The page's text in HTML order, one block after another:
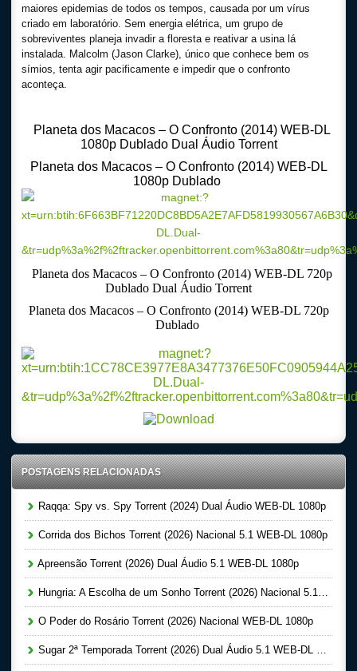
maiores epidemias de todos os tempos, causada por um vírus
criado em laboratório. Sem energia elétrica, um grupo de
sobreviventes planeja invadir a floresta e reativar a usina lá
instalada. Malcolm (Jason Clarke), único que conhece bem os
símios, tenta agir pacificamente e impedir que o confronto
aconteça.
Planeta dos Macacos – O Confronto (2014) WEB-DL
1080p Dublado Dual Áudio Torrent
Planeta dos Macacos – O Confronto (2014) WEB-DL
1080p Dublado
Planeta dos Macacos – O Confronto (2014) WEB-DL 720p
Dublado Dual Áudio Torrent
Planeta dos Macacos – O Confronto (2014) WEB-DL 720p
Dublado
POSTAGENS RELACIONADAS
Raqqa: Spy vs. Spy Torrent (2024) Dual Áudio WEB-DL 1080p
Corrida dos Bichos Torrent (2026) Nacional 5.1 WEB-DL 1080p
Apreensão Torrent (2026) Dual Áudio 5.1 WEB-DL 1080p
Hungria: A Escolha de um Sonho Torrent (2026) Nacional 5.1 WEB-DL 1080p
O Poder do Rosário Torrent (2026) Nacional WEB-DL 1080p
Sugar 2ª Temporada Torrent (2026) Dual Áudio 5.1 WEB-DL 1080p